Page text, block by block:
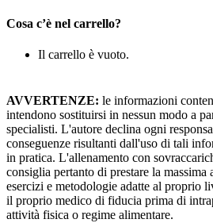
Cosa c’è nel carrello?
Il carrello è vuoto.
AVVERTENZE: le informazioni
intendono sostituirsi in nessun modo a
specialisti. L'autore declina ogni
conseguenze risultanti dall'uso di tali
in pratica. L'allenamento con
consiglia pertanto di prestare la massima
esercizi e metodologie adatte al proprio
il proprio medico di fiducia prima di
attività fisica o regime alimentare.